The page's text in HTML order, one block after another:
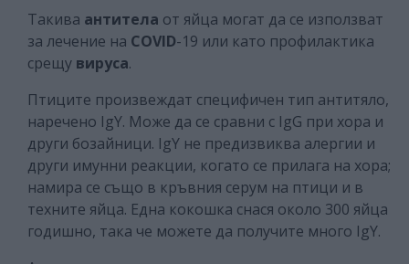
Такива антитела от яйца могат да се използват
за лечение на COVID-19 или като профилактика
срещу вируса.
Птиците произвеждат специфичен тип антитяло,
наречено IgY. Може да се сравни с IgG при хора и
други бозайници. IgY не предизвиква алергии и
други имунни реакции, когато се прилага на хора;
намира се също в кръвния серум на птици и в
техните яйца. Една кокошка снася около 300 яйца
годишно, така че можете да получите много IgY.